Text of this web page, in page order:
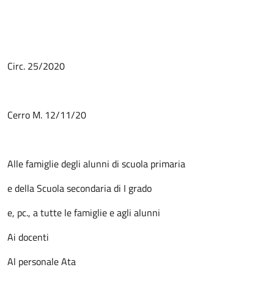
Circ. 25/2020
Cerro M. 12/11/20
Alle famiglie degli alunni di scuola primaria
e della Scuola secondaria di I grado
e, pc., a tutte le famiglie e agli alunni
Ai docenti
Al personale Ata